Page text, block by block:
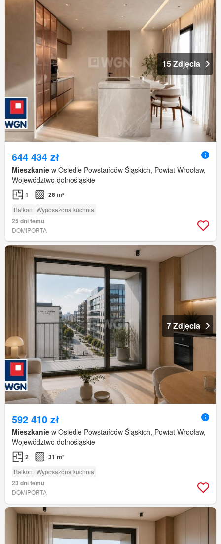
15 Zdjęcia
644 434 zł
Mieszkanie w Osiedle Powstańców Śląskich, Powiat Wrocław,
Województwo dolnośląskie
1 28 m²
Balkon Wyposażona kuchnia
25 dni temu
DOMIPORTA
7 Zdjęcia
592 410 zł
Mieszkanie w Osiedle Powstańców Śląskich, Powiat Wrocław,
Województwo dolnośląskie
2 31 m²
Balkon Wyposażona kuchnia
23 dni temu
DOMIPORTA